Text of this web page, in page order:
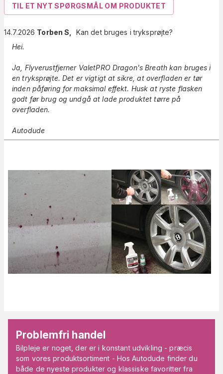
TIL ET NYT SPØRGSMÅL OM PRODUKTET
14.7.2026 Torben S
Kan det bruges i tryksprøjte?
Hei.
Ja, Flyverustfjerner ValetPRO Dragon's Breath kan bruges i
en tryksprøjte. Det er vigtigt at sikre, at overfladen er tør
inden påføring for maksimal effekt. Husk at ryste flasken
godt før brug og undgå at lade produktet tørre på
overfladen.
Autodude
Problemfri handel
Bilpleje er noget, der er i konstant udvikling - præcis
som vores produktsortiment - Hos Autodude finder du
både de nyeste produkter og klassiske favoritter fra